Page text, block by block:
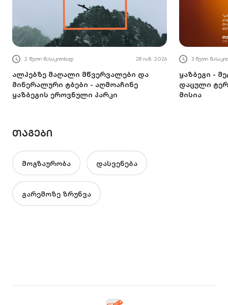
2 წუთი წასაკითხად 28 იან. 2026
ალპებზე მაღალი მწვერვალები და
მინერალური ტბები - აღმოაჩინე
ყაზბეგის ეროვნული პარკი
3 წუთი
ყაზბეგი -
დაცული
მისია
ᲗᲐᲒᲔᲑᲘ
მოგზაურობა დასვენება
გარემოზე ზრუნვა